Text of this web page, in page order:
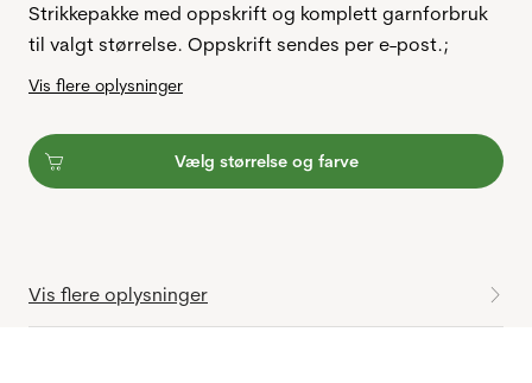
Strikkepakke med oppskrift og komplett garnforbruk
til valgt størrelse. Oppskrift sendes per e-post.;
Vis flere oplysninger
Vælg størrelse og farve
Vis flere oplysninger